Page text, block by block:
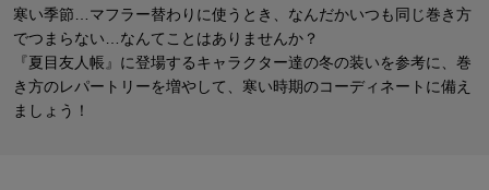
寒い季節…マフラー替わりに使うとき、なんだかいつも同じ巻き方
でつまらない…なんてことはありませんか？
『夏目友人帳』に登場するキャラクター達の冬の装いを参考に、巻
き方のレパートリーを増やして、 寒い時期のコーディネートに備え
ましょう！